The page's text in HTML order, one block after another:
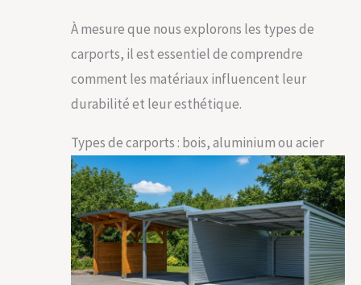
À mesure que nous explorons les types de
carports, il est essentiel de comprendre
comment les matériaux influencent leur
durabilité et leur esthétique.
Types de carports : bois, aluminium ou acier